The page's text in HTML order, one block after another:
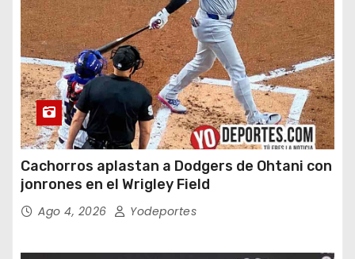
Cachorros aplastan a Dodgers de Ohtani con
jonrones en el Wrigley Field
Ago 4, 2026 Yodeportes